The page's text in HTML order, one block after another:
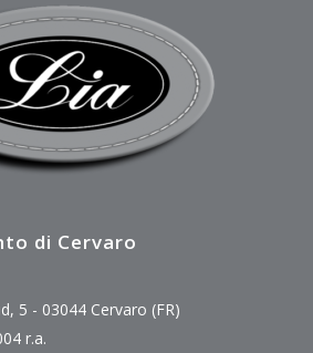
di Cervaro
5 - 03044 Cervaro (FR)
r.a.